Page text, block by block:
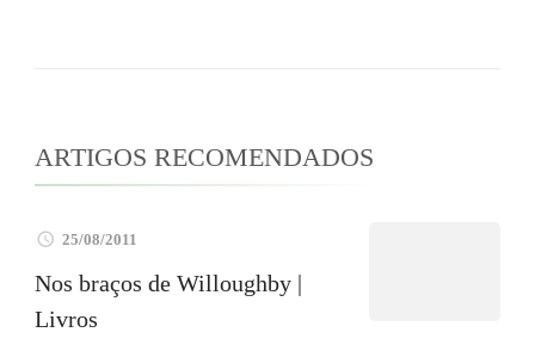
ARTIGOS RECOMENDADOS
25/08/2011
Nos braços de Willoughby |
Livros